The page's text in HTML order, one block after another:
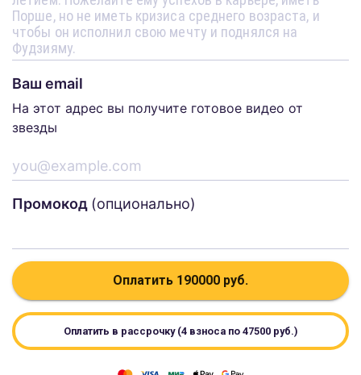
Ваш email
На этот адрес вы получите готовое видео от
звезды
Промокод (опционально)
Оплатить 190000 руб.
Оплатить в рассрочку (4 взноса по 47500руб.)